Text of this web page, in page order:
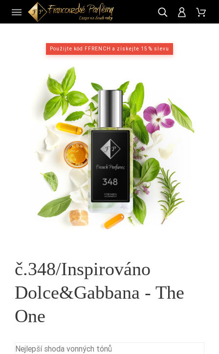
Použijte kód FFRENCH a získejte 15 % slevu
č.348/Inspirováno
Dolce&Gabbana - The
One
Nejlepší shoda vonných tónů
CZ